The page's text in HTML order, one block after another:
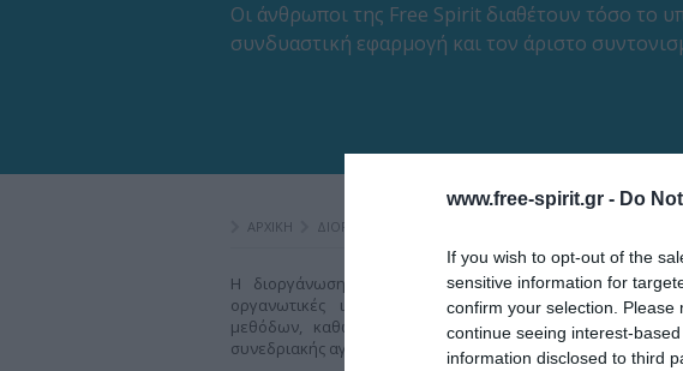
www.free-spirit.gr - Do
If you wish to opt-out of the
sensitive information for
confirm your selection.
continue seeing interest-
information disclosed to third
Οι άνθρωποι της Free Spirit διαθέτουν τόσο το
συνδυαστική εφαρμογή και τον άριστο
ΑΡΧΙΚΗ ΔΙΟΡΓΑΝΩΣΗ ΕΚΔΗΛΩΣΕΩΝ
Η διοργάνωση επιτυχημένων εκδηλώσεων
οργανωτικές ικανότητες, ταυτόχρονη χρήση
μεθόδων, καθώς και βαθιά γνώση των γενικότερων
συνεδριακής αγοράς.